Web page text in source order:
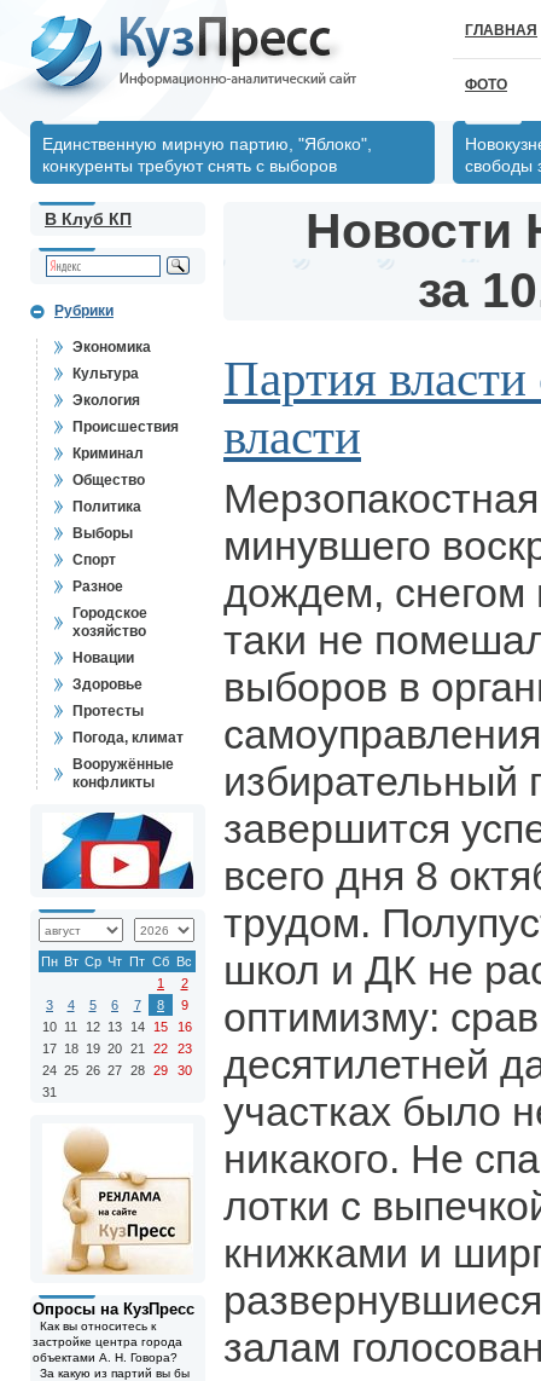
ГЛАВНАЯ
ФОТО
Единственную мирную партию, "Яблоко",
конкуренты требуют снять с выборов
свободы
В Клуб КП
Рубрики
Экономика
Культура
Экология
Происшествия
Криминал
Общество
Политика
Выборы
Спорт
Разное
Городское
хозяйство
Новации
Здоровье
Протесты
Погода, климат
Вооружённые
конфликты
Пн Вт Ср Чт Пт Сб Вс
1
2
3
4 5 6 7 8
9
10 11 12 13 14 15
16
17 18 19 20 21 22
23
24 25 26 27 28 29
30
31
Опросы на КузПресс
Как вы относитесь к
застройке центра города
объектами А. Н. Говора?
За какую из партий вы бы
Новости
за
Партия власти
власти
минувшего
дождем, снегом
таки не
выборов в
избирательный
завершится
всего дня 8
трудом.
школ и ДК не
оптимизму:
десятилетней
участках было
никакого. Не
лотки с
книжками и
залам